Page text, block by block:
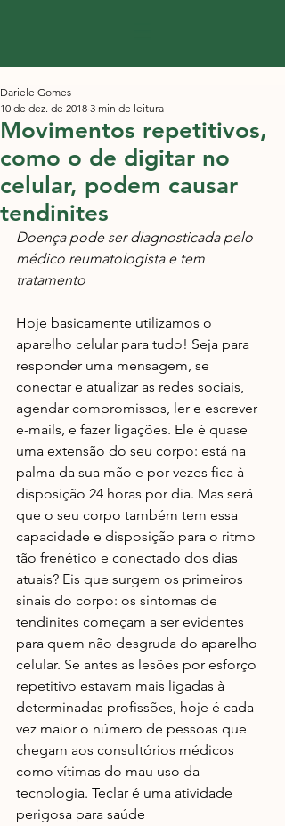
Movimentos repetitivos,
como o de digitar no
celular, podem causar
tendinites
Dariele Gomes
10 de dez. de 2018 3 min de leitura
Doença pode ser diagnosticada pelo
médico reumatologista e tem
tratamento
Hoje basicamente utilizamos o
aparelho celular para tudo! Seja para
responder uma mensagem, se
conectar e atualizar as redes sociais,
agendar compromissos, ler e escrever
e-mails, e fazer ligações. Ele é quase
uma extensão do seu corpo: está na
palma da sua mão e por vezes fica à
disposição 24 horas por dia. Mas será
que o seu corpo também tem essa
capacidade e disposição para o ritmo
tão frenético e conectado dos dias
atuais? Eis que surgem os primeiros
sinais do corpo: os sintomas de
tendinites começam a ser evidentes
para quem não desgruda do aparelho
celular. Se antes as lesões por esforço
repetitivo estavam mais ligadas à
determinadas profissões, hoje é cada
vez maior o número de pessoas que
chegam aos consultórios médicos
como vítimas do mau uso da
tecnologia. Teclar é uma atividade
perigosa para saúde